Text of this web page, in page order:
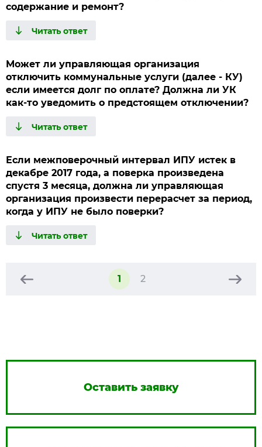
содержание и ремонт?
Может ли управляющая организация
отключить коммунальные услуги (далее - КУ)
если имеется долг по оплате? Должна ли УК
как-то уведомить о предстоящем отключении?
Если межповерочный интервал ИПУ истек в
декабре 2017 года, а поверка произведена
спустя 3 месяца, должна ли управляющая
организация произвести перерасчет за период,
когда у ИПУ не было поверки?
1 2
Оставить заявку